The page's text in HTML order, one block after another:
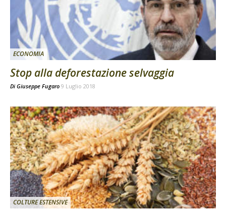
ECONOMIA
Stop alla deforestazione selvaggia
Di Giuseppe Fugaro 9 Luglio 2018
COLTURE ESTENSIVE